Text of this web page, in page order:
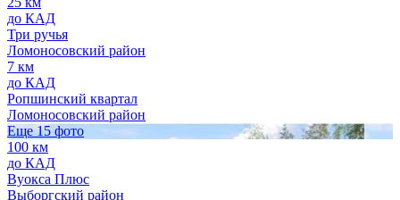
до КАД
Три ручья
Ломоносовский район
7 км
до КАД
Ропшинский квартал
Ломоносовский район
Еще 15 фото
100 км
до КАД
Вуокса Плюс
Выборгский район